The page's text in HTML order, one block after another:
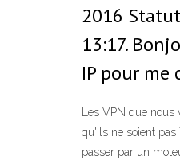
2016
13:17.
IP pour
Les VPN que
qu'ils ne soient pas
passer par un